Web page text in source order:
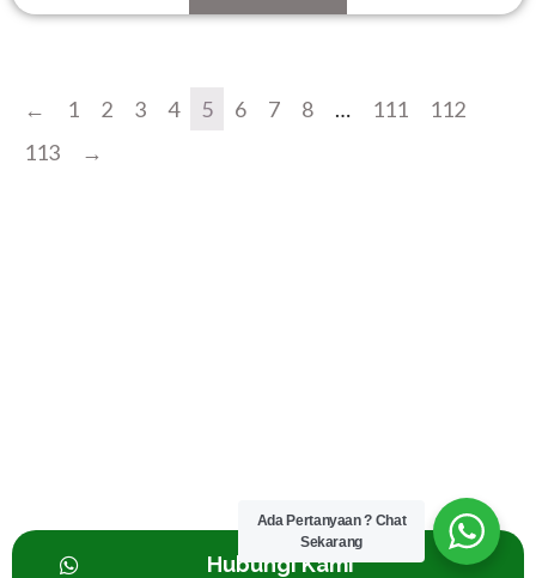
← 1 2 3 4 5 6 7 8 … 111
112
113
→
Hubungi Kami
Minimalis, Pintu Jati Ukiran Jepara, Kusen Pintu Kayu Jati Jepara
Kusen Pintu Jati Jepara, Pintu Kayu Jati Jepara
Ada Pertanyaan ? Chat
Sekarang